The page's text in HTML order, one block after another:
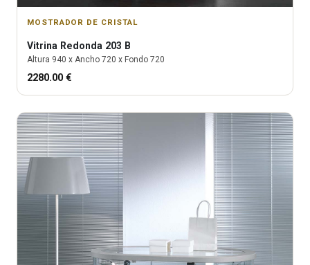
MOSTRADOR DE CRISTAL
Vitrina Redonda 203 B
Altura 940 x Ancho 720 x Fondo 720
2280.00 €